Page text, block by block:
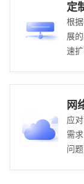
定
根
展
速
网
应
需
问